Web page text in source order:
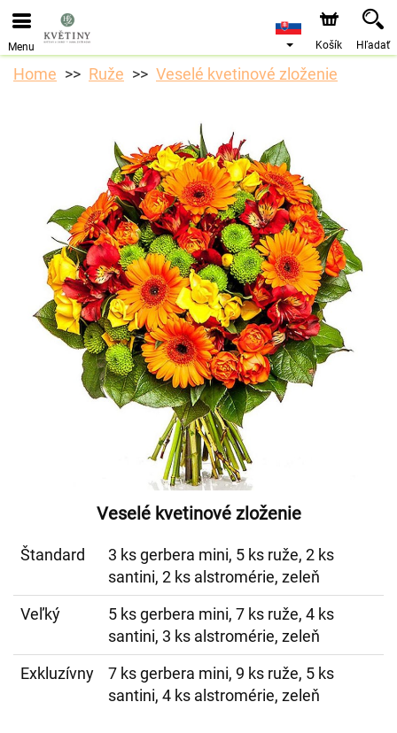
Objednávky prijímame prostredníctvom nášho e-shopu.
Najskorší možný termín doručenia je od 10.8.2026 z
Menu Košík Hľadať
Home Ruže Veselé kvetinové zloženie
Veselé kvetinové zloženie
Štandard
3 ks gerbera mini, 5 ks ruže, 2 ks
santini, 2 ks alstromérie, zeleň
Veľký
5 ks gerbera mini, 7 ks ruže, 4 ks
santini, 3 ks alstromérie, zeleň
Exkluzívny
7 ks gerbera mini, 9 ks ruže, 5 ks
santini, 4 ks alstromérie, zeleň